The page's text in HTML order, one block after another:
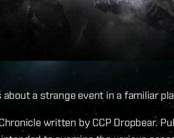
about a strange event in a familiar
written by CCP Dropbear.